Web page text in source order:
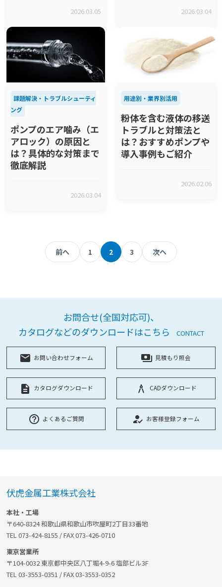
2026.03.05 2026.03.04
課題解決・トラブルシューティ
ング
ポンプのエア噛み（エ
アロック）の原因と
は？具体的な対策まで
徹底解説
2026.03.04
用途別・業界別活用
粉体を含む液体の移送
トラブルと対策法と
は？おすすめポンプや
導入事例もご紹介
2026.02.06
前へ 1 2 3 次へ
お問合せ(全国対応可)、
カタログなどのダウンロードはこちら
CONTACT
local_post_office お問い合わせフォーム payments 見積もり照会
description カタログダウンロード architecture CADダウンロード
help_outline よくあるご質問 how_to_reg お客様登録フォーム
伏虎金属工業株式会社
本社・工場
〒640-8324 和歌山県和歌山市吹屋町2丁目33番地
TEL 073-424-8155 / FAX 073-426-0710
東京営業所
〒104-0032 東京都中央区八丁堀4-9-6 塩部ビル3F
TEL 03-3553-0351 / FAX 03-3553-0352